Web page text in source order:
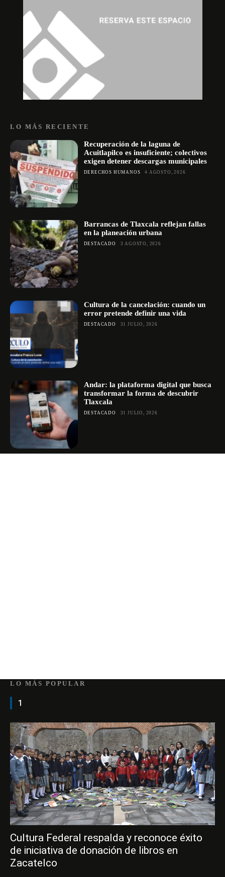
LO MÁS RECIENTE
Recuperación de la laguna de
Acuitlapilco es insuficiente; colectivos
exigen detener descargas municipales
DERECHOS HUMANOS 4 AGOSTO, 2026
Barrancas de Tlaxcala reflejan fallas
en la planeación urbana
DESTACADO 3 AGOSTO, 2026
Cultura de la cancelación: cuando un
error pretende definir una vida
DESTACADO 31 JULIO, 2026
Andar: la plataforma digital que busca
transformar la forma de descubrir
Tlaxcala
DESTACADO 31 JULIO, 2026
LO MÁS POPULAR
1
Cultura Federal respalda y reconoce éxito
de iniciativa de donación de libros en
Zacatelco